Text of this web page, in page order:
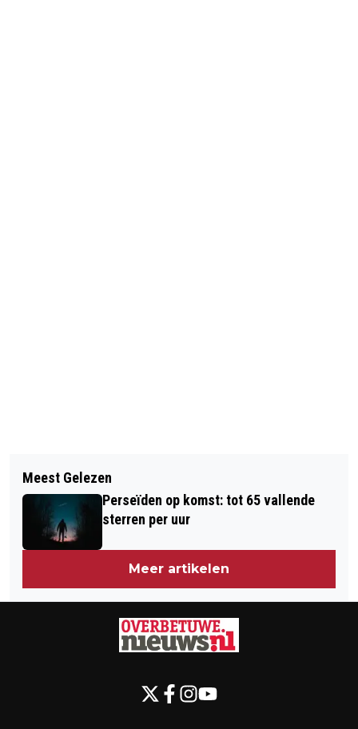
ROBOT HELPT BIJ KNIEVERVANGING
IN ZIEKENHUIS GELDERSE VALLEI
DONDERDAGAVONDFILM: SORDA
Meest Gelezen
Perseïden op komst: tot 65 vallende
sterren per uur
Meer artikelen